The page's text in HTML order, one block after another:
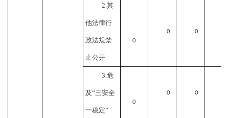
2.其
他法律行
政法规禁
止公开
0
0 0
3.危
及“三安全
一稳定”
0
0 0